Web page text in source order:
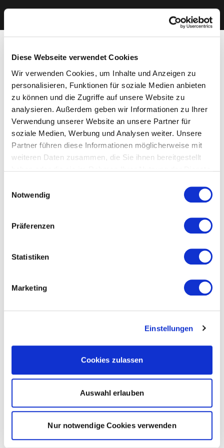
Diese Webseite verwendet Cookies
Wir verwenden Cookies, um Inhalte und Anzeigen zu
personalisieren, Funktionen für soziale Medien anbieten
zu können und die Zugriffe auf unsere Website zu
analysieren. Außerdem geben wir Informationen zu Ihrer
Verwendung unserer Website an unsere Partner für
soziale Medien, Werbung und Analysen weiter. Unsere
Partner führen diese Informationen möglicherweise mit
weiteren Daten zusammen, die Sie ihnen bereitgestellt
Cookies, wenn Sie unsere Webseite weiterhin nutzen.
Notwendig
Präferenzen
Statistiken
Marketing
Einstellungen
Cookies zulassen
Auswahl erlauben
Nur notwendige Cookies verwenden